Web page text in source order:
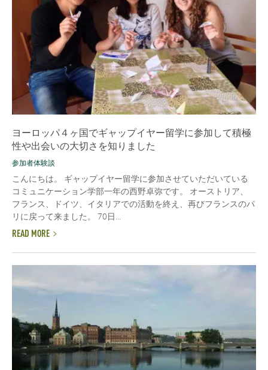
ヨーロッパ４ヶ国でギャップイヤー留学に参加して積極
性や出会いの大切さを知りました
参加者体験談
こんにちは。 ギャップイヤー留学に参加させていただいている
コミュニケーション学部一年の西野卓弥です。 オーストリア、
フランス、ドイツ、イタリアでの活動を終え、再びフランスのパ
リに戻って来ました。 70日...
READ MORE